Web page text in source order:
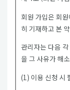
회원 가입은 회
히 기재하고 본
관리자는 다음
을 그 사유가 해
(1) 이용 신청 시